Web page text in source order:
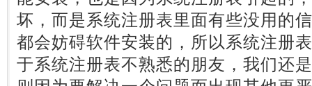
坏，而是系统注册表里面有些没用的
都会妨碍软件安装的，所以系统注册
于系统注册表不熟悉的朋友，我们还